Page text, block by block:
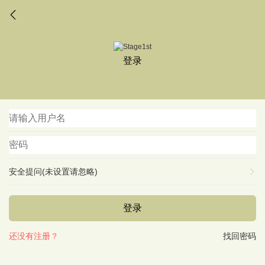
登录
安全提问(未设置请忽略)
登录
找回密码
还没有注册？